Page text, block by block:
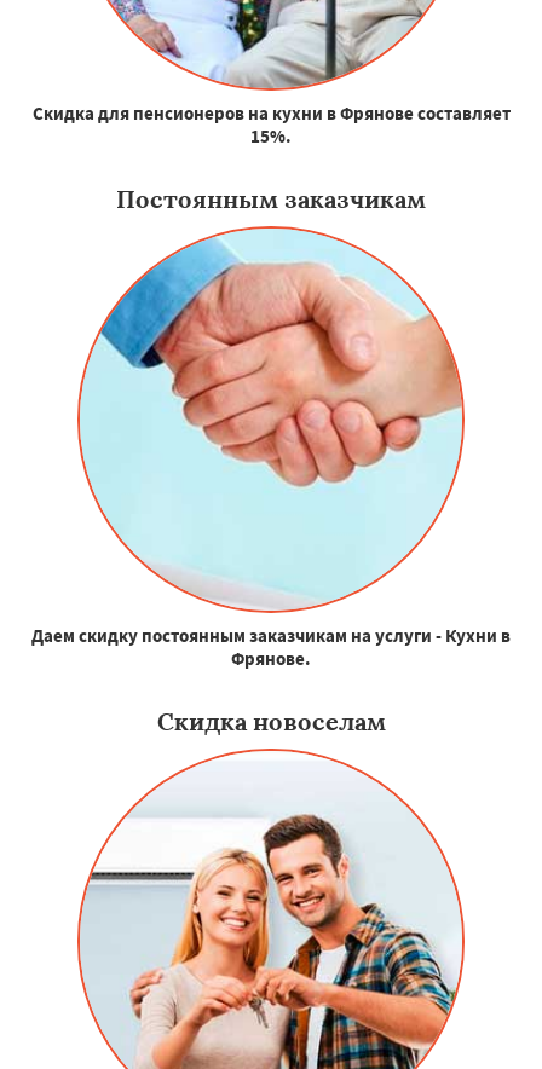
Скидка для пенсионеров на кухни в Фрянове составляет
15%.
Постоянным заказчикам
Даем скидку постоянным заказчикам на услуги - Кухни в
Фрянове.
Скидка новоселам